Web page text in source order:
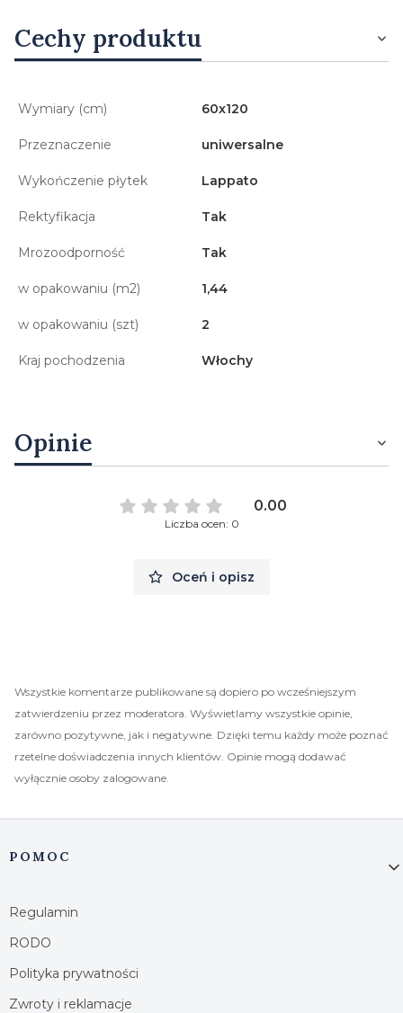
Cechy produktu
Wymiary (cm) 60x120
Przeznaczenie uniwersalne
Wykończenie płytek Lappato
Rektyfikacja Tak
Mrozoodporność Tak
w opakowaniu (m2) 1,44
w opakowaniu (szt) 2
Kraj pochodzenia Włochy
Opinie
0.00
Liczba ocen: 0
Oceń i opisz
Wszystkie komentarze publikowane są dopiero po wcześniejszym
zatwierdzeniu przez moderatora. Wyświetlamy wszystkie opinie,
zarówno pozytywne, jak i negatywne. Dzięki temu każdy może poznać
rzetelne doświadczenia innych klientów. Opinie mogą dodawać
wyłącznie osoby zalogowane.
Linki w stopce
POMOC
Regulamin
RODO
Polityka prywatności
Zwroty i reklamacje